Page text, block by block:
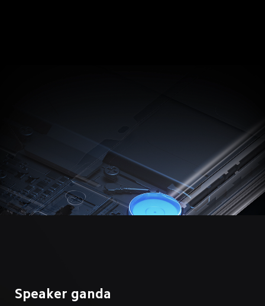
Speaker ganda